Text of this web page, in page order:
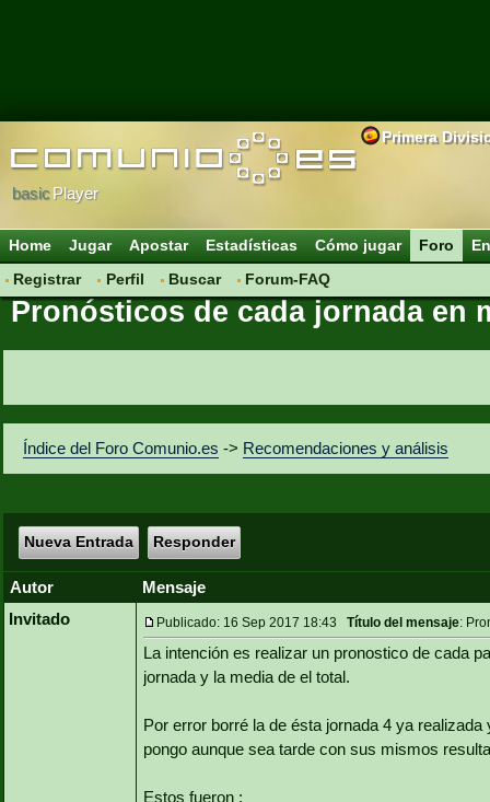
Primera
basicPlayer
Home Jugar Apostar Estadísticas Cómo jugar
Foro
Registrar
Perfil Buscar Forum-FAQ
Pronósticos de cada jornada en
Índice del Foro Comunio.es -> Recomendaciones y análisis
Nueva Entrada Responder
Autor
Mensaje
Invitado
Publicado: 16 Sep 2017 18:43 Título del mensaje:
La intención es realizar un pronostico de cada
jornada y la media de el total.
Por error borré la de ésta jornada 4 ya
pongo aunque sea tarde con sus mismos
Estos fueron :